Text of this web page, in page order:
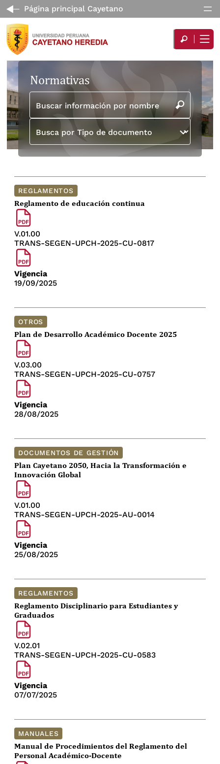
Página principal Cayetano
Normativas
Buscar información por nombre
Busca por Tipo de documento
REGLAMENTOS
Reglamento de educación continua
V.01.00
TRANS-SEGEN-UPCH-2025-CU-0817
Vigencia
19/09/2025
OTROS
Plan de Desarrollo Académico Docente 2025
V.03.00
TRANS-SEGEN-UPCH-2025-CU-0757
Vigencia
28/08/2025
DOCUMENTOS DE GESTIÓN
Plan Cayetano 2050, Hacia la Transformación e
Innovación Global
V.01.00
TRANS-SEGEN-UPCH-2025-AU-0014
Vigencia
25/08/2025
REGLAMENTOS
Reglamento Disciplinario para Estudiantes y
Graduados
V.02.01
TRANS-SEGEN-UPCH-2025-CU-0583
Vigencia
07/07/2025
MANUALES
Manual de Procedimientos del Reglamento del
Personal Académico-Docente